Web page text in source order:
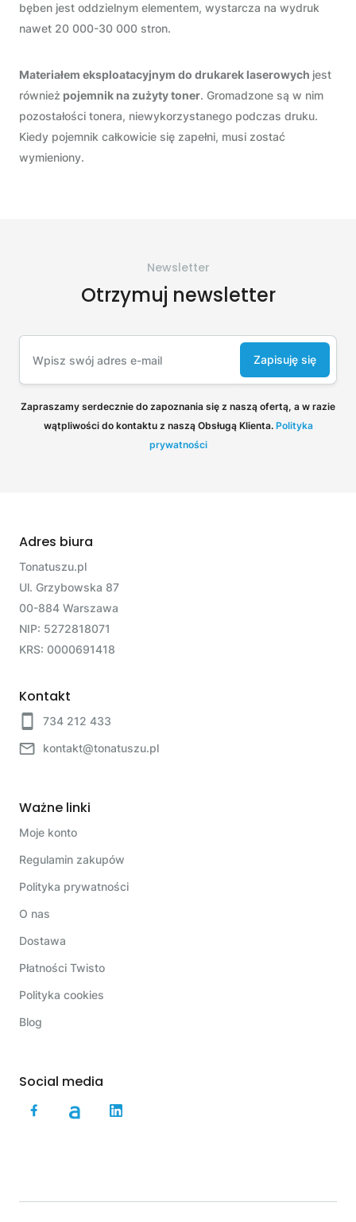
bęben jest oddzielnym elementem, wystarcza na wydruk
nawet 20 000-30 000 stron.
Materiałem eksploatacyjnym do drukarek laserowych jest
również pojemnik na zużyty toner. Gromadzone są w nim
pozostałości tonera, niewykorzystanego podczas druku.
Kiedy pojemnik całkowicie się zapełni, musi zostać
wymieniony.
Newsletter
Otrzymuj newsletter
Zapisuję się
Zapraszamy serdecznie do zapoznania się z naszą ofertą, a w razie
wątpliwości do kontaktu z naszą Obsługą Klienta. Polityka
prywatności
Adres biura
Tonatuszu.pl
Ul. Grzybowska 87
00-884 Warszawa
NIP: 5272818071
KRS: 0000691418
Kontakt
734 212 433
kontakt@tonatuszu.pl
Ważne linki
Moje konto
Regulamin zakupów
Polityka prywatności
O nas
Dostawa
Płatności Twisto
Polityka cookies
Blog
Social media